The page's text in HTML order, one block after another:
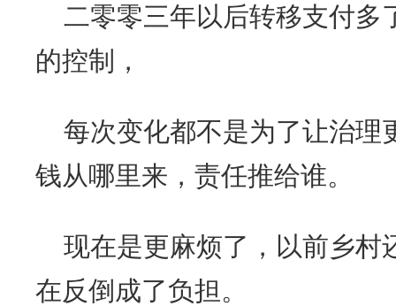
二零零三年以后转移支付多
的控制，
每次变化都不是为了让治理
钱从哪里来，责任推给谁。
现在是更麻烦了，以前乡村
在反倒成了负担。